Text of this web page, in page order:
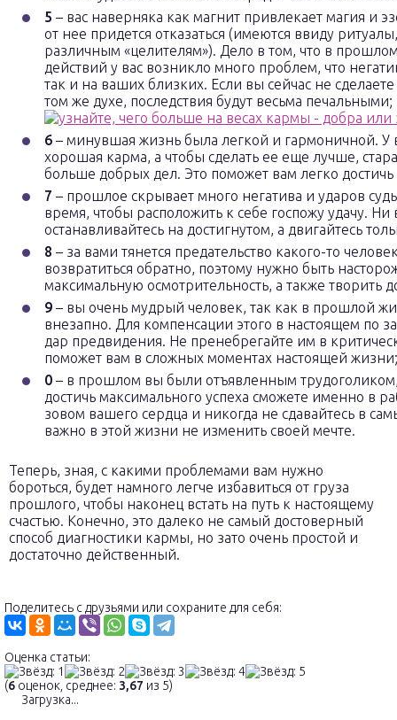
5 – вас наверняка как магнит привлекает магия и
от нее придется отказаться (имеются ввиду
различным «целителям»). Дело в том, что в
действий у вас возникло много проблем, что
так и на ваших близких. Если вы сейчас не
том же духе, последствия будут весьма печальными;
6 – минувшая жизнь была легкой и гармоничной. У
хорошая карма, а чтобы сделать ее еще лучше,
больше добрых дел. Это поможет вам легко достичь
7 – прошлое скрывает много негатива и ударов
время, чтобы расположить к себе госпожу удачу. Ни
останавливайтесь на достигнутом, а двигайтесь
8 – за вами тянется предательство какого-то
возвратиться обратно, поэтому нужно быть
максимальную осмотрительность, а также творить
9 – вы очень мудрый человек, так как в прошлой
внезапно. Для компенсации этого в настоящем по
дар предвидения. Не пренебрегайте им в
поможет вам в сложных моментах настоящей жизни;
0 – в прошлом вы были отъявленным
достичь максимального успеха сможете именно в
зовом вашего сердца и никогда не сдавайтесь в
важно в этой жизни не изменить своей мечте.
Теперь, зная, с какими проблемами вам нужно
бороться, будет намного легче избавиться от груза
прошлого, чтобы наконец встать на путь к настоящему
счастью. Конечно, это далеко не самый достоверный
способ диагностики кармы, но зато очень простой и
достаточно действенный.
Поделитесь с друзьями или сохраните для себя:
Оценка статьи:
(6 оценок, среднее: 3,67 из 5)
Загрузка...